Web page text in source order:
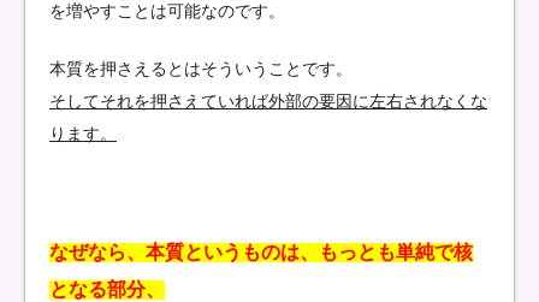
を増やすことは可能なのです。
本質を押さえるとはそういうことです。
そしてそれを押さえていれば外部の要因に左右されなくな
ります。
なぜなら、本質というものは、もっとも単純で核
となる部分、